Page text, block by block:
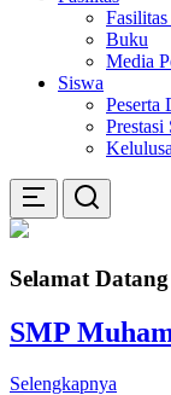
Fasilitas
Buku
Media
Siswa
Peserta
Prestasi
Selamat
SMP
Selengkapnya